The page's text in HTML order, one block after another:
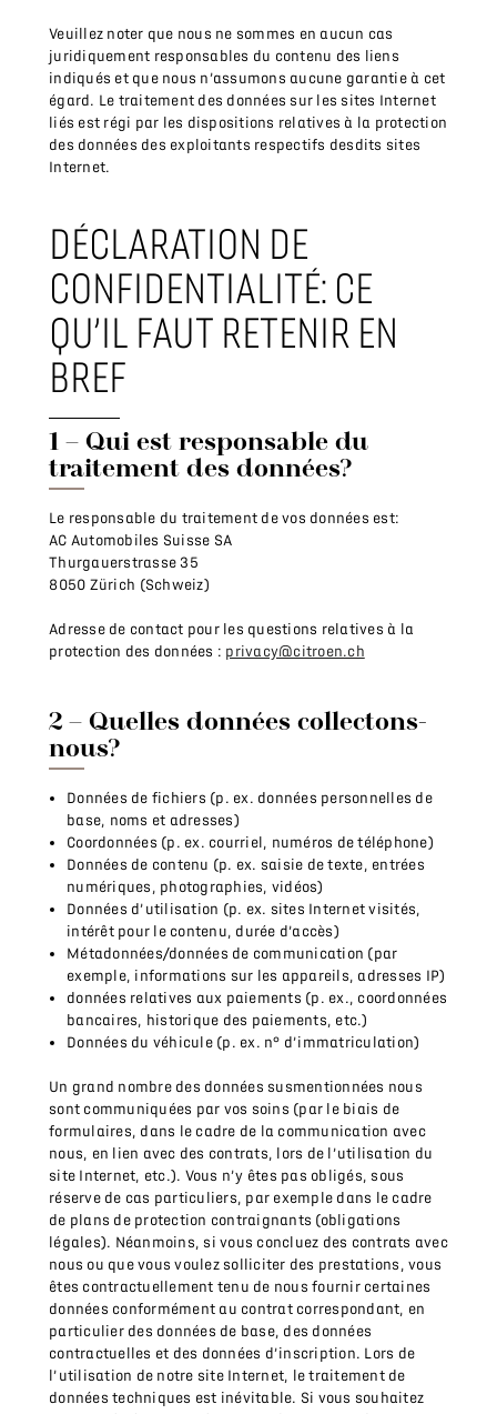
Veuillez noter que nous ne sommes en aucun cas
juridiquement responsables du contenu des liens
indiqués et que nous n’assumons aucune garantie à cet
égard. Le traitement des données sur les sites Internet
liés est régi par les dispositions relatives à la protection
des données des exploitants respectifs desdits sites
Internet.
DÉCLARATION DE
CONFIDENTIALITÉ: CE
QU’IL FAUT RETENIR EN
BREF
1 – Qui est responsable du
traitement des données?
Le responsable du traitement de vos données est:
AC Automobiles Suisse SA
Thurgauerstrasse 35
⁠8050 Zürich ⁠(Schweiz)⁠⁠
Adresse de contact pour les questions relatives à la
protection des données : privacy@citroen.ch
2 – Quelles données collectons-
nous?
Données de fichiers (p. ex. données personnelles de
base, noms et adresses)
Coordonnées (p. ex. courriel, numéros de téléphone)
Données de contenu (p. ex. saisie de texte, entrées
numériques, photographies, vidéos)
Données d’utilisation (p. ex. sites Internet visités,
intérêt pour le contenu, durée d’accès)
Métadonnées/données de communication (par
exemple, informations sur les appareils, adresses IP)
données relatives aux paiements (p. ex., coordonnées
bancaires, historique des paiements, etc.)
Données du véhicule (p. ex. n° d’immatriculation)
Un grand nombre des données susmentionnées nous
sont communiquées par vos soins (par le biais de
formulaires, dans le cadre de la communication avec
nous, en lien avec des contrats, lors de l’utilisation du
site Internet, etc.). Vous n’y êtes pas obligés, sous
réserve de cas particuliers, par exemple dans le cadre
de plans de protection contraignants (obligations
légales). Néanmoins, si vous concluez des contrats avec
nous ou que vous voulez solliciter des prestations, vous
êtes contractuellement tenu de nous fournir certaines
données conformément au contrat correspondant, en
particulier des données de base, des données
contractuelles et des données d’inscription. Lors de
l’utilisation de notre site Internet, le traitement de
données techniques est inévitable. Si vous souhaitez